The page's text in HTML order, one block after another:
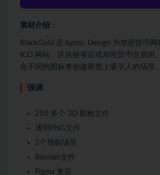
素材介绍：
BlackGold 是 Iqonic Design 为加密货币
ICO 网站、区块链项目或加密货币交易
合不同的图标来创建视觉上吸引人的场景。
强调
250 多个 3D 图标文件
透明PNG文件
2个预制场景
Blender文件
Figma 兼容